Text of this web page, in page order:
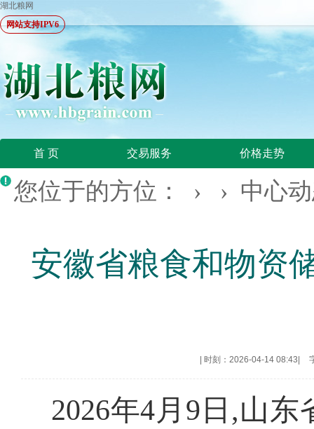
湖北粮网
网站支持IPV6
首 页 交易服务 价格走势
您位于的方位： › › 中心
安徽省粮食和物资
时刻：2026-04-14 08:43
2026年4月9日,山